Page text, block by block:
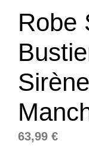
Robe
63,99 €